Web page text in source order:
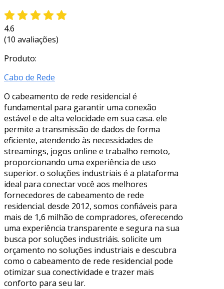
4.6
(10 avaliações)
Produto:
Cabo de Rede
O cabeamento de rede residencial é
fundamental para garantir uma conexão
estável e de alta velocidade em sua casa. ele
permite a transmissão de dados de forma
eficiente, atendendo às necessidades de
streamings, jogos online e trabalho remoto,
proporcionando uma experiência de uso
superior. o soluções industriais é a plataforma
ideal para conectar você aos melhores
fornecedores de cabeamento de rede
residencial. desde 2012, somos confiáveis para
mais de 1,6 milhão de compradores, oferecendo
uma experiência transparente e segura na sua
busca por soluções industriáis. solicite um
orçamento no soluções industriais e descubra
como o cabeamento de rede residencial pode
otimizar sua conectividade e trazer mais
conforto para seu lar.